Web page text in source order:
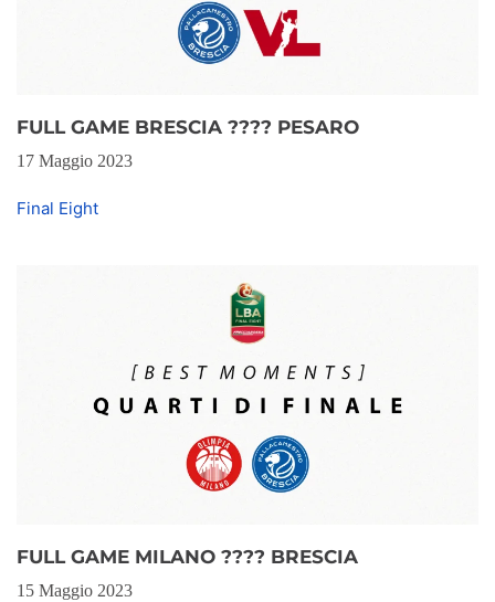
FULL GAME BRESCIA ???? PESARO
17 Maggio 2023
Final Eight
FULL GAME MILANO ???? BRESCIA
15 Maggio 2023